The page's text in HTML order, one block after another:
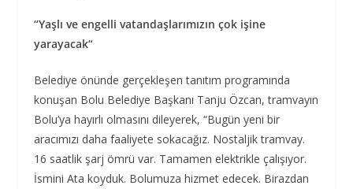
“Yaşlı ve engelli vatandaşlarımızın çok işine
yarayacak“
Belediye önünde gerçekleşen tanıtım programında
konuşan Bolu Belediye Başkanı Tanju Özcan, tramvayın
Bolu’ya hayırlı olmasını dileyerek, “Bugün yeni bir
aracımızı daha faaliyete sokacağız. Nostaljik tramvay.
16 saatlik şarj ömrü var. Tamamen elektrikle çalışıyor.
İsmini Ata koyduk. Bolumuza hizmet edecek. Birazdan